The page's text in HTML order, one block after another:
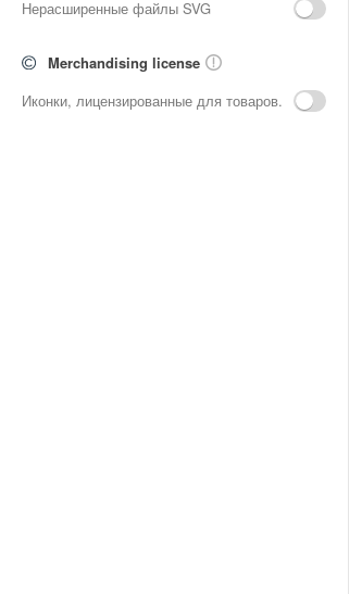
Нерасширенные файлы SVG
Merchandising license
Иконки, лицензированные для товаров.